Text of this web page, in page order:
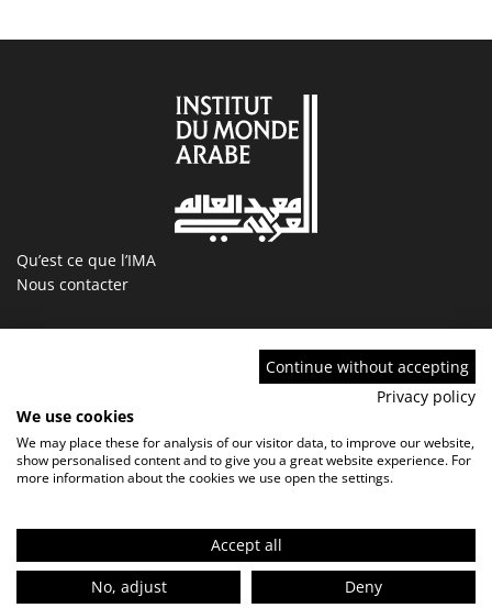
Qu’est ce que l’IMA
Nous contacter
Collections
Devenir Ami de l’IMA
FAQ
Boutique
IMA tourcoing
Nous rejoindre
Contact
Continue without accepting
Privacy policy
We use cookies
We may place these for analysis of our visitor data, to improve our website,
show personalised content and to give you a great website experience. For
more information about the cookies we use open the settings.
Accept all
No, adjust
Deny